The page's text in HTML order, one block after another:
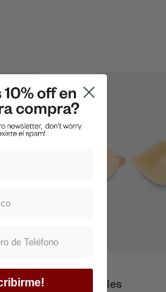
Shop All Boobz
Copas Invisibles